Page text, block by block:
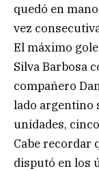
quedó en
vez
El máximo
Silva Barbosa
compañero
lado argentino
unidades,
Cabe recordar
disputó en los